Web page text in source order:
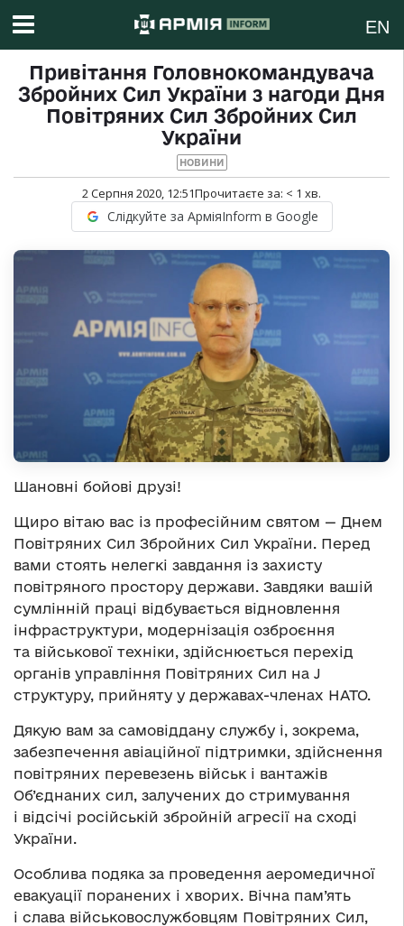
EN
Привітання Головнокомандувача
Збройних Сил України з нагоди Дня
Повітряних Сил Збройних Сил
України
НОВИНИ
2 Серпня 2020, 12:51Прочитаєте за: < 1 хв.
Слідкуйте за АрміяInform в Google
Шановні бойові друзі!
Щиро вітаю вас із професійним святом — Днем
Повітряних Сил Збройних Сил України. Перед
вами стоять нелегкі завдання із захисту
повітряного простору держави. Завдяки вашій
сумлінній праці відбувається відновлення
інфраструктури, модернізація озброєння
та військової техніки, здійснюється перехід
органів управління Повітряних Сил на J
структуру, прийняту у державах-членах НАТО.
Дякую вам за самовіддану службу і, зокрема,
забезпечення авіаційної підтримки, здійснення
повітряних перевезень військ і вантажів
Об’єднаних сил, залучених до стримування
і відсічі російській збройній агресії на сході
України.
Особлива подяка за проведення аеромедичної
евакуації поранених і хворих. Вічна пам’ять
і слава військовослужбовцям Повітряних Сил,